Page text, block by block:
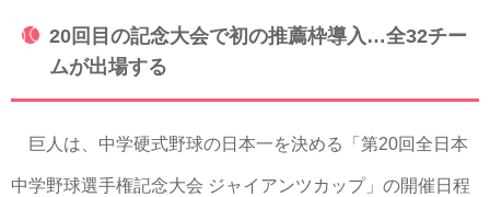
20回目の記念大会で初の推薦枠導入…全32チー
ムが出場する
巨人は、中学硬式野球の日本一を決める「第20回全日本
中学野球選手権記念大会 ジャイアンツカップ」の開催日程